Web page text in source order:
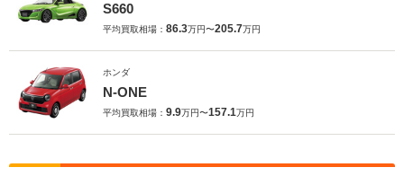
S660
平均買取相場： 86.3万円〜205.7万円
ホンダ
N-ONE
平均買取相場： 9.9万円〜157.1万円